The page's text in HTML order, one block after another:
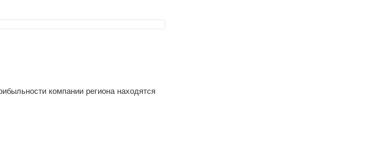
компании региона находятся